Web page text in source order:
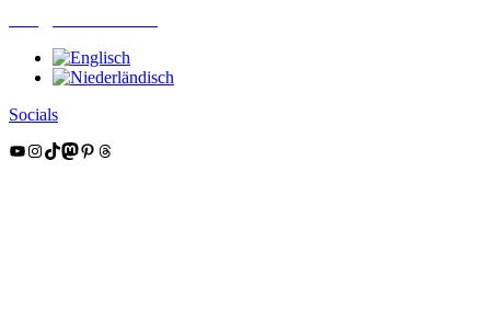
Socials
YouTube
Instagram
TikTok
Mastodon
Pinterest
Threads